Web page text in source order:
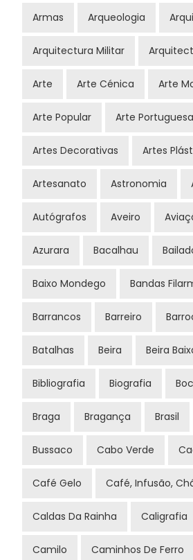
Armas Arqueologia
Arquitectura Militar
Arte Arte Cénica Arte
Arte Popular Arte Portuguesa
Artes Decorativas Artes
Artesanato Astronomia
Autógrafos Aveiro
Azurara Bacalhau
Baixo Mondego Bandas
Barrancos Barreiro
Batalhas Beira Beira
Bibliografia Biografia
Braga Bragança Brasil
Bussaco Cabo Verde
Café Gelo Café, Infusão,
Caldas Da Rainha Caligrafia
Camilo Caminhos De Ferro